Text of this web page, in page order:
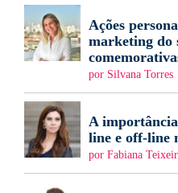
Ações
marketing do
por Silvana Torres
A
line e off-line
por Fabiana